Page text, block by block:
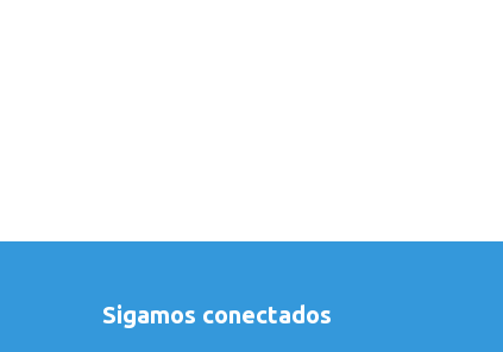
Sigamos conectados